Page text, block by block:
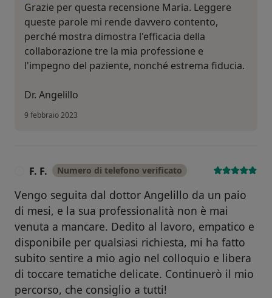
Grazie per questa recensione Maria. Leggere
queste parole mi rende davvero contento,
perché mostra dimostra l'efficacia della
collaborazione tre la mia professione e
l'impegno del paziente, nonché estrema fiducia.
Dr. Angelillo
9 febbraio 2023
F. F. Numero di telefono verificato
Vengo seguita dal dottor Angelillo da un paio
di mesi, e la sua professionalità non è mai
venuta a mancare. Dedito al lavoro, empatico e
disponibile per qualsiasi richiesta, mi ha fatto
subito sentire a mio agio nel colloquio e libera
di toccare tematiche delicate. Continuerò il mio
percorso, che consiglio a tutti!